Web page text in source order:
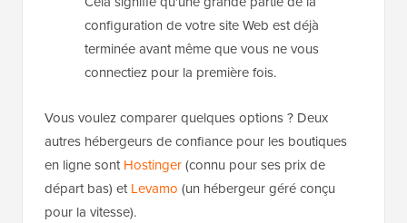
configuration de votre site Web est déjà
terminée avant même que vous ne vous
connectiez pour la première fois.
Vous voulez comparer quelques options ? Deux
autres hébergeurs de confiance pour les boutiques
en ligne sontHostinger(connu pour ses prix de
départ bas) etLevamo (un hébergeur géré conçu
pour la vitesse).